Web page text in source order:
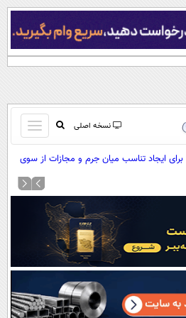
نسخه اصلی
باز
و
بسته
کردن
منو
صفحه اول
آرشیو
نظرسنجی
آب و هوا
اوقات شرعی
سواد زندگی
ایجاد تناسب میان جرم و مجازات از سوی